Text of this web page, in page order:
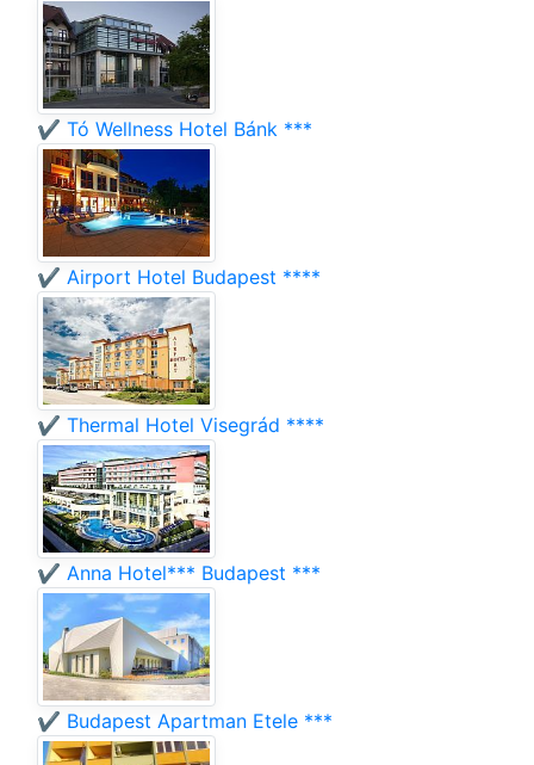
✔️ Tó Wellness Hotel Bánk ***
✔️ Airport Hotel Budapest ****
✔️ Thermal Hotel Visegrád ****
✔️ Anna Hotel*** Budapest ***
✔️ Budapest Apartman Etele ***